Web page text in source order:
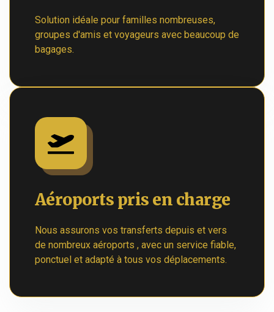
Solution idéale pour familles nombreuses,
groupes d'amis et voyageurs avec beaucoup de
bagages.
Aéroports pris en charge
Nous assurons vos transferts depuis et vers
de nombreux aéroports , avec un service fiable,
ponctuel et adapté à tous vos déplacements.